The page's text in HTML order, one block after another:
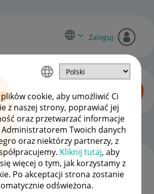
cookie, aby umożliwić Ci
z naszej strony, poprawiać jej
oraz przetwarzać informacje
Twoich danych
oraz niektórzy partnerzy, z
Kliknij tutaj, aby
więcej o tym, jak korzystamy z
Po akceptacji strona zostanie
odświeżona.
Zaloguj
kupujących OPCJE
WSZYSTKIE TEMATY